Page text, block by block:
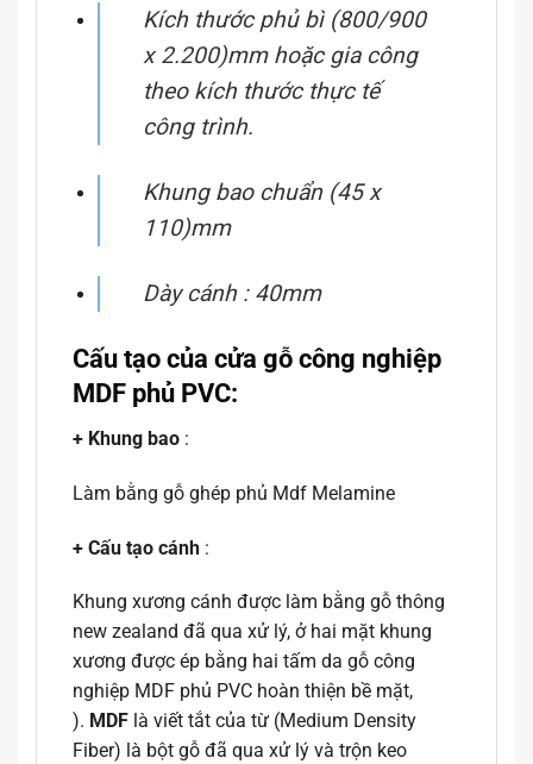
Kích thước phủ bì (800/900
x 2.200)mm hoặc gia công
theo kích thước thực tế
công trình.
Khung bao chuẩn (45 x
110)mm
Dày cánh : 40mm
Cấu tạo của cửa gỗ công nghiệp
MDF phủ PVC:
+ Khung bao :
Làm bằng gỗ ghép phủ Mdf Melamine
+ Cấu tạo cánh :
Khung xương cánh được làm bằng gỗ thông
new zealand đã qua xử lý, ở hai mặt khung
xương được ép bằng hai tấm da gỗ công
nghiệp MDF phủ PVC hoàn thiện bề mặt,
). MDF là viết tắt của từ (Medium Density
Fiber) là bột gỗ đã qua xử lý và trộn keo